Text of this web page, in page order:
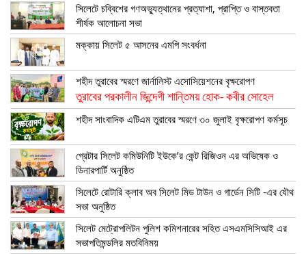
সিলেটে চব্বিশের গণঅভ্যুত্থানের প্রত্যাশা, প্রাপ্তি ও বাস্তবতা
শীর্ষক আলোচনা সভা
মক্কায় সিলেট ৫ আসনের এমপি সংবর্ধনা
শহীদ তুরাবের স্মরণে জার্নালিস্ট এসোসিয়েশনের বৃক্ষরোপণ
তুরাবের পরকালীন জিন্দেগী শান্তিময় হোক- কবীর সোহেল
শহীদ সাংবাদিক এটিএম তুরাবের স্মরণে ৩০ জুলাই বৃক্ষরোপণ কর্মসূচ
গ্রেটার সিলেট কমিউনিটি ইউকে’র কেন্ট রিজিওন এর অভিষেক ও
ডিনারপার্টি অনুষ্ঠিত
সিলেটে রোটারি ক্লাব অব সিলেট মিড টাউন ও গার্ডেন সিটি -এর যৌথ
সভা অনুষ্ঠিত
সিলেট মেট্রোপলিটন পুলিশ কমিশনারের সহিত এসএমসিসিআই এর
সভাপতিমন্ডলির মতবিনিময়